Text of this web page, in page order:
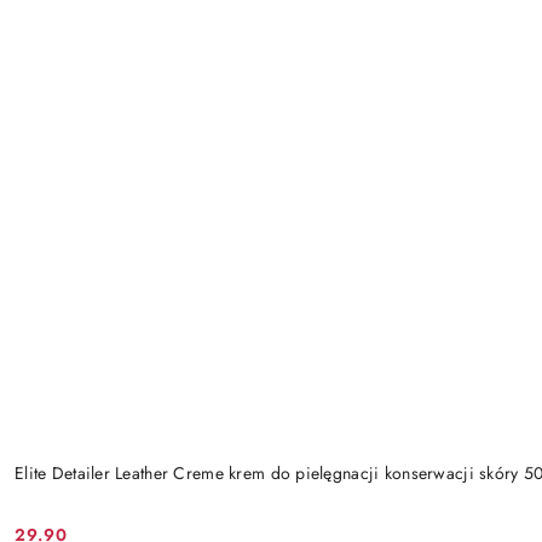
Elite Detailer Leather Creme krem do pielęgnacji konserwacji skóry
29.90